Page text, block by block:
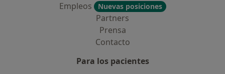
Empleos
Nuevas posiciones
Partners
Prensa
Contacto
Para los pacientes